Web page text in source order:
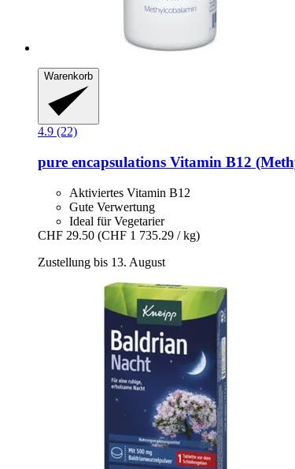
Warenkorb
4.9 (22)
pure encapsulations Vitamin B12
Aktiviertes Vitamin B12
Gute Verwertung
Ideal für Vegetarier
CHF 29.50 (CHF 1 735.29 / kg)
Zustellung bis 13. August